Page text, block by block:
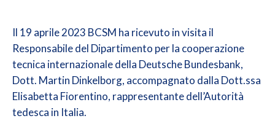
Il 19 aprile 2023 BCSM ha ricevuto in visita il
Responsabile del Dipartimento per la cooperazione
tecnica internazionale della Deutsche Bundesbank,
Dott. Martin Dinkelborg, accompagnato dalla Dott.ssa
Elisabetta Fiorentino, rappresentante dell’Autorità
tedesca in Italia.